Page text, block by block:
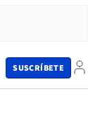
SUSCRÍBETE